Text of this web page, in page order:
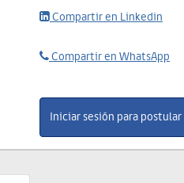
Compartir en Linkedin
Compartir en WhatsApp